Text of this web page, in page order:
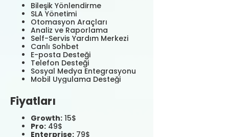
Bileşik Yönlendirme
SLA Yönetimi
Otomasyon Araçları
Analiz ve Raporlama
Self-Servis Yardım Merkezi
Canlı Sohbet
E-posta Desteği
Telefon Desteği
Sosyal Medya Entegrasyonu
Mobil Uygulama Desteği
Fiyatları
Growth: 15$
Pro: 49$
Enterprise: 79$